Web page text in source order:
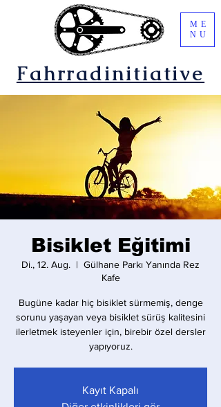
Fahrradinitiative
ME
NU
Bisiklet Eğitimi
Di., 12. Aug.
  |
Gülhane Parkı Yanında Rez
Kafe
Bugüne kadar hiç bisiklet sürmemiş, denge
sorunu yaşayan veya bisiklet sürüş kalitesini
ilerletmek isteyenler için, birebir özel dersler
yapıyoruz.
Kayıt Kapalı